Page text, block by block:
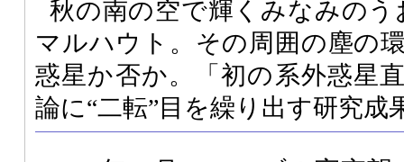
秋の南の空で輝くみなみのう
マルハウト。その周囲の塵の
惑星か否か。「初の系外惑星
論に“二転”目を繰り出す研究成